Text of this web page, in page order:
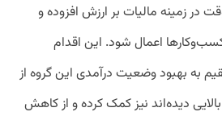
در زمینه مالیات بر ارزش افزوده و
اعمال شود. این اقدام
به بهبود وضعیت درآمدی این گروه از
دیده‌اند نیز کمک کرده و از کاهش